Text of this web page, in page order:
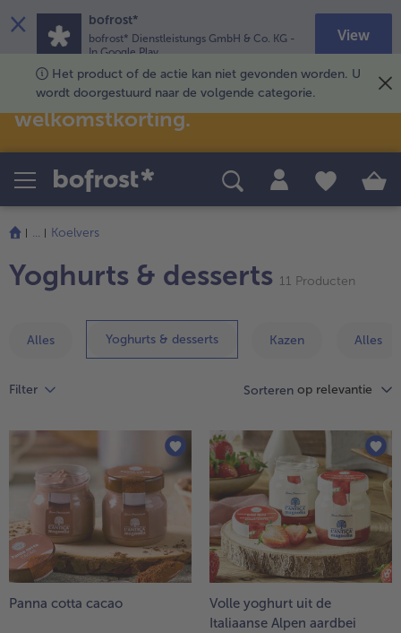
Speciale thema‘s
alleTijdelijk beschikbaar
Nieuw bij bofrost*
allePromoties
allebofrost*free(glutenvrij; tarwe- en/of lactosevrij)
alleHigh Protein
Veggie & Vegan
alleVeggie & Vegan
Recepten
Salades
alleSalades
alleSnacks & kleine gerechten
Vis & zeevruchten
Bestel nu en geniet van € 10
welkomstkorting.
...
Koelvers
met
Er
artikelen
lijst.
Yoghurts & desserts 11 Producten
Alles Yoghurts & desserts Kazen Alles
Filter Sorteren op relevantie
Panna cotta cacao
Volle yoghurt uit de
Italiaanse Alpen aardbei
Het product of de actie kan niet gevonden worden. U
wordt doorgestuurd naar de volgende categorie.
× bofrost*
bofrost* Dienstleistungs GmbH & Co. KG -
In Google Play
View